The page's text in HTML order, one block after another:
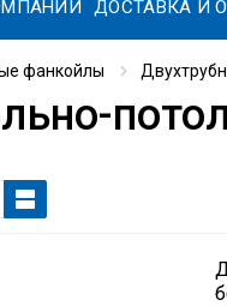
ДОСТАВКА И
фанкойлы